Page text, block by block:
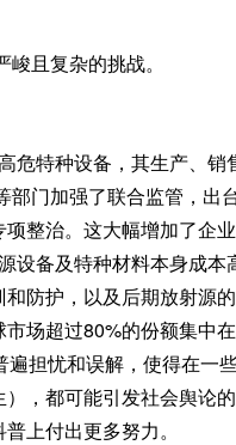
且复杂的挑战。
危特种设备，其生产、
门加强了联合监管，出
整治。这大幅增加了企
设备及特种材料本身成
防护，以及后期放射源
场超过80%的份额集中在
遍担忧和误解，使得在一
，都可能引发社会舆论
上付出更多努力。